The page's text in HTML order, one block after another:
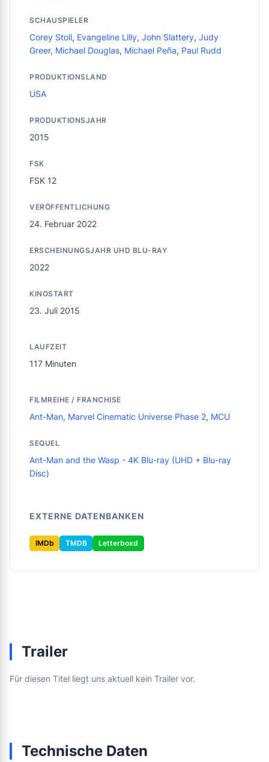
SCHAUSPIELER
Corey Stoll, Evangeline Lilly, John Slattery, Judy
Greer, Michael Douglas, Michael Peña, Paul Rudd
PRODUKTIONSLAND
USA
PRODUKTIONSJAHR
2015
FSK
FSK 12
VERÖFFENTLICHUNG
24. Februar 2022
ERSCHEINUNGSJAHR UHD BLU-RAY
2022
KINOSTART
23. Juli 2015
LAUFZEIT
117 Minuten
FILMREIHE / FRANCHISE
Ant-Man, Marvel Cinematic Universe Phase 2, MCU
SEQUEL
Ant-Man and the Wasp - 4K Blu-ray (UHD + Blu-ray
Disc)
EXTERNE DATENBANKEN
IMDb TMDB Letterboxd
Trailer
Für diesen Titel liegt uns aktuell kein Trailer vor.
Technische Daten